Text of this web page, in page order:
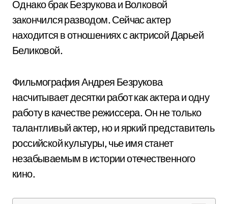
Однако брак Безрукова и Волковой
закончился разводом. Сейчас актер
находится в отношениях с актрисой Дарьей
Беликовой.
Фильмография Андрея Безрукова
насчитывает десятки работ как актера и одну
работу в качестве режиссера. Он не только
талантливый актер, но и яркий представитель
российской культуры, чье имя станет
незабываемым в истории отечественного
кино.